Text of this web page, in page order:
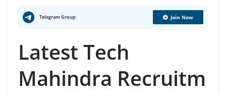
Telegram Group Join Now
Latest Tech
Mahindra Recruitm